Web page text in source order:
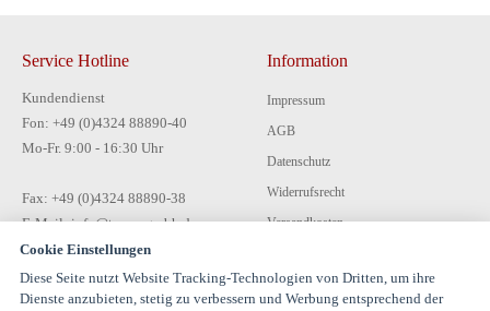
Service Hotline
Kundendienst
Fon: +49 (0)4324 88890-40
Mo-Fr. 9:00 - 16:30 Uhr
Fax: +49 (0)4324 88890-38
E-Mail: info@tecon-gmbh.de
Information
Impressum
AGB
Datenschutz
Widerrufsrecht
Versandkosten
Kontakt
Cookie Einstellungen
Diese Seite nutzt Website Tracking-Technologien von Dritten, um ihre
Dienste anzubieten, stetig zu verbessern und Werbung entsprechend der